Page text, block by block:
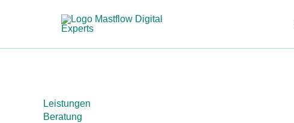
Leistungen
Beratung
Support